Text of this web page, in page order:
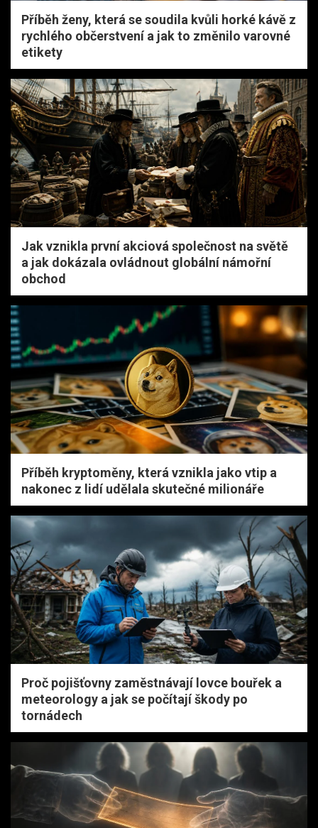
Příběh ženy, která se soudila kvůli horké kávě z
rychlého občerstvení a jak to změnilo varovné
etikety
Jak vznikla první akciová společnost na světě
a jak dokázala ovládnout globální námořní
obchod
Příběh kryptoměny, která vznikla jako vtip a
nakonec z lidí udělala skutečné milionáře
Proč pojišťovny zaměstnávají lovce bouřek a
meteorology a jak se počítají škody po
tornádech